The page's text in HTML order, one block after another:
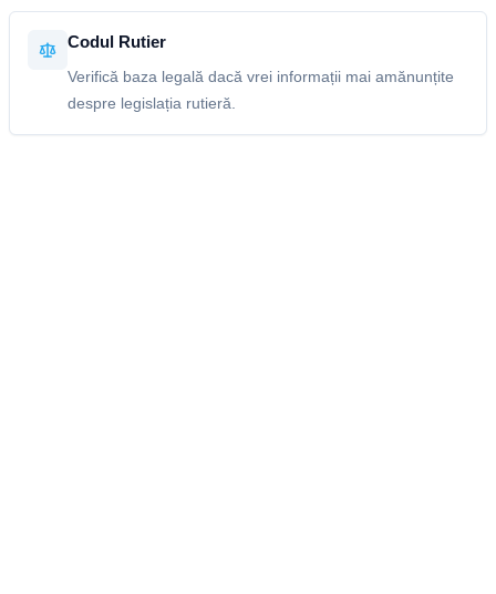
Codul Rutier
Verifică baza legală dacă vrei informații mai amănunțite
despre legislația rutieră.